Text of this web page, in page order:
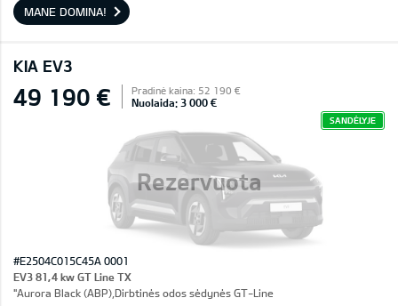
MANE DOMINA!
KIA EV3
Rezervuota
49 190 € Pradinė kaina: 52 190 €
Nuolaida: 3 000 €
SANDĖLYJE
#E2504C015C45A 0001
EV3 81,4 kw GT Line TX
"Aurora Black (ABP),Dirbtinės odos sėdynės GT-Line